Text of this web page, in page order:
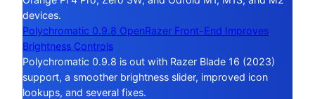
devices.
Polychromatic 0.9.8 OpenRazer Front-End Improves
Brightness Controls
Polychromatic 0.9.8 is out with Razer Blade 16 (2023)
support, a smoother brightness slider, improved icon
lookups, and several fixes.